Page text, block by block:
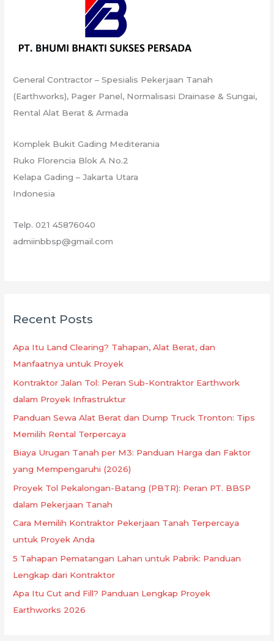
General Contractor – Spesialis Pekerjaan Tanah
(Earthworks), Pager Panel, Normalisasi Drainase & Sungai,
Rental Alat Berat & Armada
Komplek Bukit Gading Mediterania
Ruko Florencia Blok A No.2
Kelapa Gading – Jakarta Utara
Indonesia
Telp. 021 45876040
admiinbbsp@gmail.com
Recent Posts
Apa Itu Land Clearing? Tahapan, Alat Berat, dan
Manfaatnya untuk Proyek
Kontraktor Jalan Tol: Peran Sub-Kontraktor Earthwork
dalam Proyek Infrastruktur
Panduan Sewa Alat Berat dan Dump Truck Tronton: Tips
Memilih Rental Terpercaya
Biaya Urugan Tanah per M3: Panduan Harga dan Faktor
yang Mempengaruhi (2026)
Proyek Tol Pekalongan-Batang (PBTR): Peran PT. BBSP
dalam Pekerjaan Tanah
Cara Memilih Kontraktor Pekerjaan Tanah Terpercaya
untuk Proyek Anda
5 Tahapan Pematangan Lahan untuk Pabrik: Panduan
Lengkap dari Kontraktor
Apa Itu Cut and Fill? Panduan Lengkap Proyek
Earthworks 2026